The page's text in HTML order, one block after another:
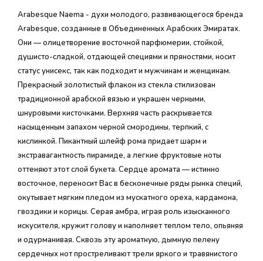
Arabesque Naema - духи молодого, развивающегося бренда
Arabesque, созданные в Объединенных Арабских Эмиратах.
Они — олицетворение восточной парфюмерии, стойкой,
душисто-сладкой, отдающей специями и пряностями, носит
статус унисекс, так как подходит и мужчинам и женщинам.
Прекрасный золотистый флакон из стекла стилизован
традиционной арабской вязью и украшен черными,
шнуровыми кисточками. Верхняя часть раскрывается
насыщенным запахом черной смородины, терпкий, с
кислинкой. Пикантный шлейф рома придает шарм и
экстравагантность пирамиде, а легкие фруктовые ноты
оттеняют этот слой букета. Сердце аромата — истинно
восточное, переносит Вас в бесконечные ряды рынка специй,
окутывает мягким пледом из мускатного ореха, кардамона,
гвоздики и корицы. Серая амбра, играя роль изысканного
искусителя, кружит голову и наполняет теплом тело, опьяняя
и одурманивая. Сквозь эту ароматную, дымную пелену
сердечных нот простреливают трели яркого и травянистого